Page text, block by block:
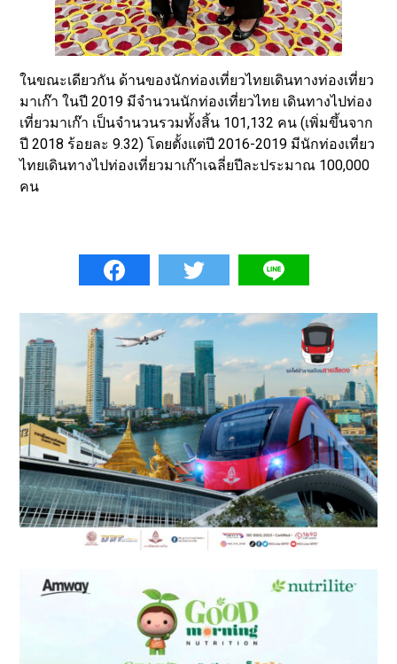
ในขณะเดียวกัน ด้านของนักท่องเที่ยวไทยเดินทางท่องเที่ยว
มาเก๊า ในปี 2019 มีจำนวนนักท่องเที่ยวไทย เดินทางไปท่อง
เที่ยวมาเก๊า เป็นจำนวนรวมทั้งสิ้น 101,132 คน (เพิ่มขึ้นจาก
ปี 2018 ร้อยละ 9.32) โดยตั้งแต่ปี 2016-2019 มีนักท่องเที่ยว
ไทยเดินทางไปท่องเที่ยวมาเก๊าเฉลี่ยปีละประมาณ 100,000
คน